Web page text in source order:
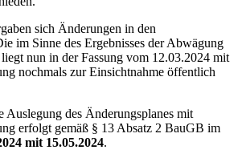
sich Änderungen in den
im Sinne des Ergebnisses der Abwägung
nun in der Fassung vom 12.03.2024 mit
nochmals zur Einsichtnahme öffentlich
Auslegung des Änderungsplanes mit
erfolgt gemäß § 13 Absatz 2 BauGB im
mit 15.05.2024.